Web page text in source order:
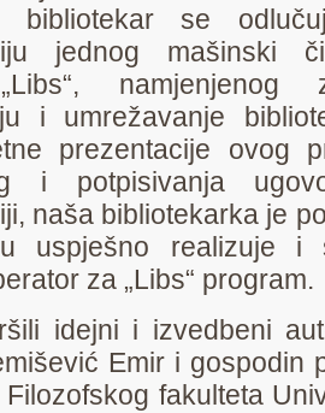
bibliotekar se
jednog mašinski
namjenjenog
i umrežavanje
prezentacije ovog
i potpisivanja
naša bibliotekarka je
uspješno realizuje i
za „Libs“ program.
idejni i izvedbeni
Emir i gospodin
fakulteta